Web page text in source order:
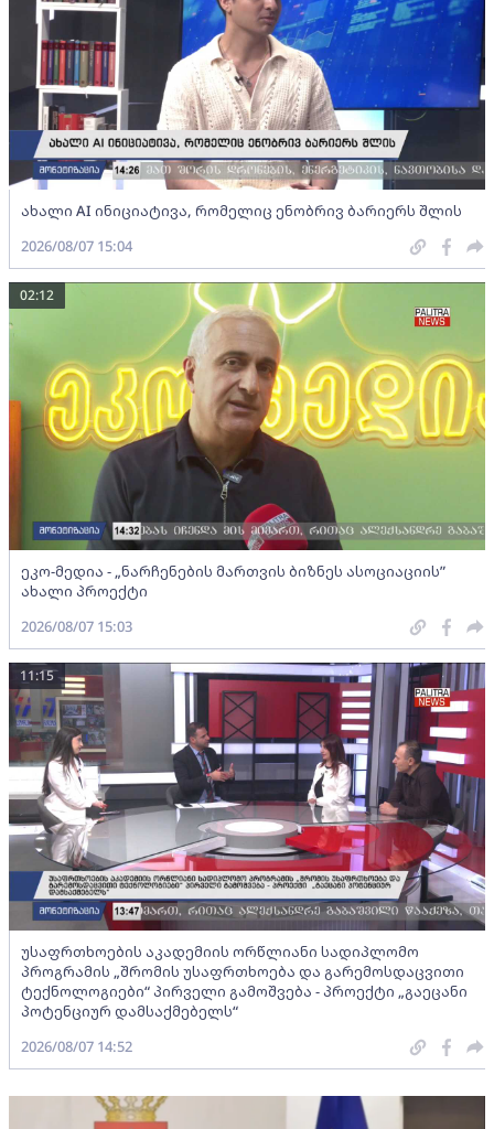
ახალი AI ინიციატივა, რომელიც ენობრივ ბარიერს შლის
2026/08/07 15:04
ეკო-მედია - „ნარჩენების მართვის ბიზნეს ასოციაციის”
ახალი პროექტი
02:12
2026/08/07 15:03
უსაფრთხოების აკადემიის ორწლიანი სადიპლომო
პროგრამის „შრომის უსაფრთხოება და გარემოსდაცვითი
ტექნოლოგიები“ პირველი გამოშვება - პროექტი „გაეცანი
პოტენციურ დამსაქმებელს“
11:15
2026/08/07 14:52